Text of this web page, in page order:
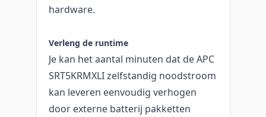
hardware.
Verleng de runtime
Je kan het aantal minuten dat de APC
SRT5KRMXLI zelfstandig noodstroom
kan leveren eenvoudig verhogen
door externe batterij pakketten